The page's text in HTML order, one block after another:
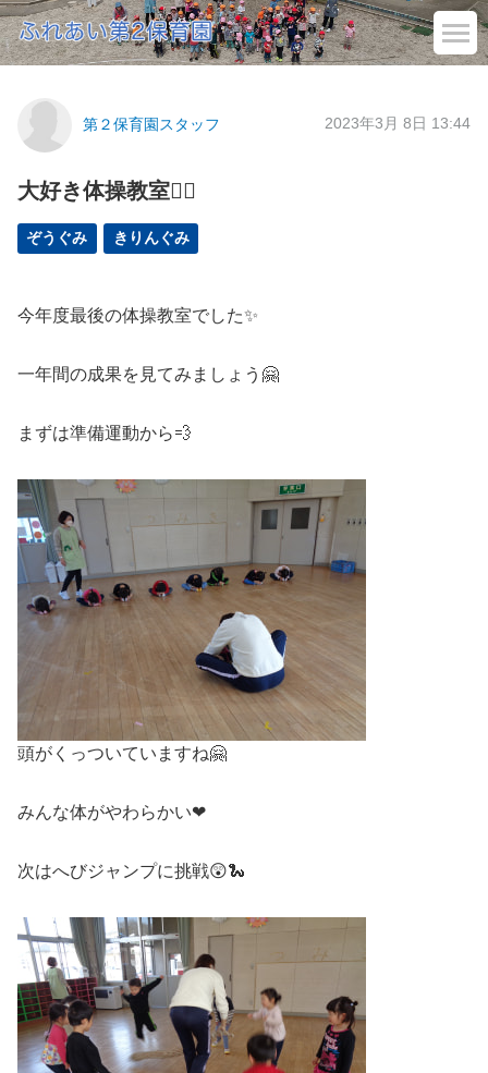
第２保育園スタッフ 2023年3月 8日 13:44
大好き体操教室🏃‍♀️
ぞうぐみ きりんぐみ
今年度最後の体操教室でした✨
一年間の成果を見てみましょう🤗
まずは準備運動から💨
頭がくっついていますね🤗
みんな体がやわらかい❤
次はへびジャンプに挑戦😲🐍